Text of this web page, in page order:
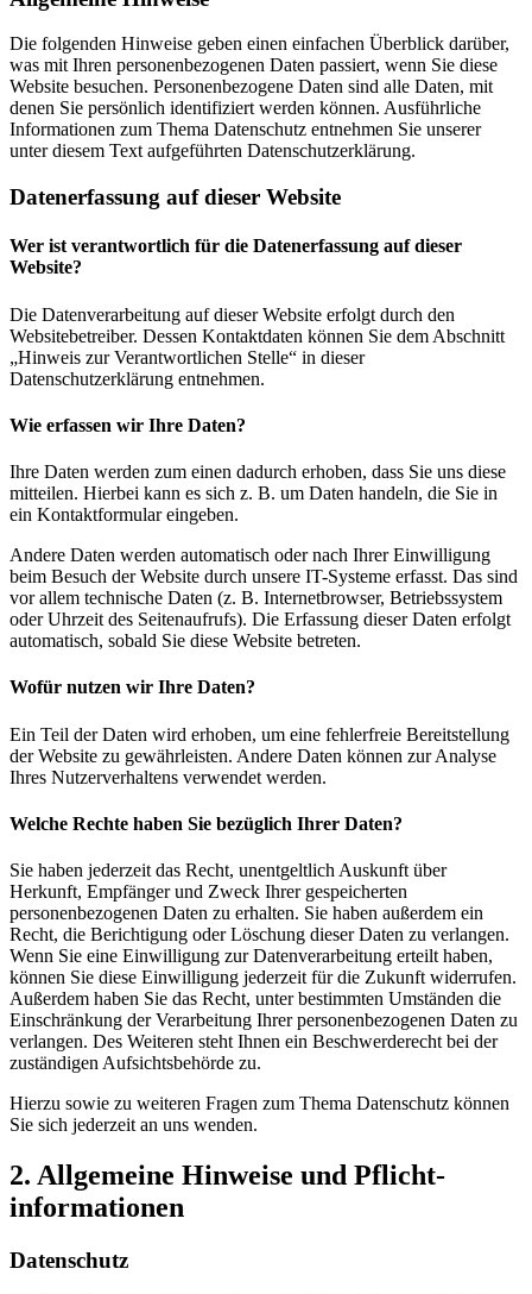
Die folgenden Hinweise geben einen einfachen Überblick darüber,
was mit Ihren personenbezogenen Daten passiert, wenn Sie diese
Website besuchen. Personenbezogene Daten sind alle Daten, mit
denen Sie persönlich identifiziert werden können. Ausführliche
Informationen zum Thema Datenschutz entnehmen Sie unserer
unter diesem Text aufgeführten Datenschutzerklärung.
Datenerfassung auf dieser Website
Wer ist verantwortlich für die Datenerfassung auf dieser
Website?
Die Datenverarbeitung auf dieser Website erfolgt durch den
Websitebetreiber. Dessen Kontaktdaten können Sie dem Abschnitt
„Hinweis zur Verantwortlichen Stelle“ in dieser
Datenschutzerklärung entnehmen.
Wie erfassen wir Ihre Daten?
Ihre Daten werden zum einen dadurch erhoben, dass Sie uns diese
mitteilen. Hierbei kann es sich z. B. um Daten handeln, die Sie in
ein Kontaktformular eingeben.
Andere Daten werden automatisch oder nach Ihrer Einwilligung
beim Besuch der Website durch unsere IT-Systeme erfasst. Das sind
vor allem technische Daten (z. B. Internetbrowser, Betriebssystem
oder Uhrzeit des Seitenaufrufs). Die Erfassung dieser Daten erfolgt
automatisch, sobald Sie diese Website betreten.
Wofür nutzen wir Ihre Daten?
Ein Teil der Daten wird erhoben, um eine fehlerfreie Bereitstellung
der Website zu gewährleisten. Andere Daten können zur Analyse
Ihres Nutzerverhaltens verwendet werden.
Welche Rechte haben Sie bezüglich Ihrer Daten?
Sie haben jederzeit das Recht, unentgeltlich Auskunft über
Herkunft, Empfänger und Zweck Ihrer gespeicherten
personenbezogenen Daten zu erhalten. Sie haben außerdem ein
Recht, die Berichtigung oder Löschung dieser Daten zu verlangen.
Wenn Sie eine Einwilligung zur Datenverarbeitung erteilt haben,
können Sie diese Einwilligung jederzeit für die Zukunft widerrufen.
Außerdem haben Sie das Recht, unter bestimmten Umständen die
Einschränkung der Verarbeitung Ihrer personenbezogenen Daten zu
verlangen. Des Weiteren steht Ihnen ein Beschwerderecht bei der
zuständigen Aufsichtsbehörde zu.
Hierzu sowie zu weiteren Fragen zum Thema Datenschutz können
Sie sich jederzeit an uns wenden.
2. Allgemeine Hinweise und Pflicht­
informationen
Datenschutz